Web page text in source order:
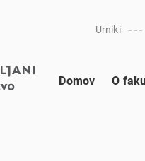
Urniki
Domov O